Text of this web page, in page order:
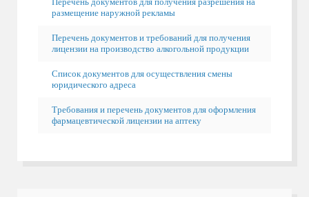
размещение наружной рекламы
Перечень документов и требований для получения
лицензии на производство алкогольной продукции
Список документов для осуществления смены
юридического адреса
Требования и перечень документов для оформления
фармацевтической лицензии на аптеку